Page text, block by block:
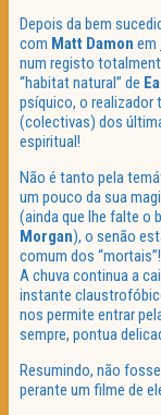
Depois da bem
com Matt Damon em
num registo
“habitat natural” de
psíquico, o realizador
(colectivas) dos
espiritual!
Não é tanto pela
um pouco da sua
(ainda que lhe falte o
Morgan), o senão
comum dos “mortais”!
A chuva continua a
instante
nos permite entrar
sempre, pontua
Resumindo, não
perante um filme de